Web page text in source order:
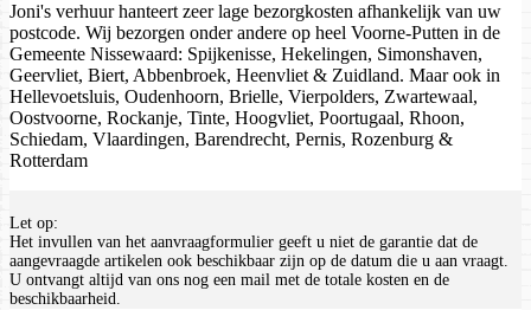
Joni's verhuur hanteert zeer lage bezorgkosten afhankelijk van uw
postcode. Wij bezorgen onder andere op heel Voorne-Putten in de
Gemeente Nissewaard: Spijkenisse, Hekelingen, Simonshaven,
Geervliet, Biert, Abbenbroek, Heenvliet & Zuidland. Maar ook in
Hellevoetsluis, Oudenhoorn, Brielle, Vierpolders, Zwartewaal,
Oostvoorne, Rockanje, Tinte, Hoogvliet, Poortugaal, Rhoon,
Schiedam, Vlaardingen, Barendrecht, Pernis, Rozenburg &
Rotterdam
Let op:
Het invullen van het aanvraagformulier geeft u niet de garantie dat de
aangevraagde artikelen ook beschikbaar zijn op de datum die u aan vraagt.
U ontvangt altijd van ons nog een mail met de totale kosten en de
beschikbaarheid.